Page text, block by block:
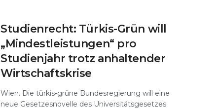
Studienrecht: Türkis-Grün will
„Mindestleistungen“ pro
Studienjahr trotz anhaltender
Wirtschaftskrise
Wien. Die türkis-grüne Bundesregierung will eine
neue Gesetzesnovelle des Universitätsgesetzes